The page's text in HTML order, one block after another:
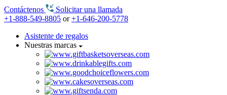
Contáctenos
Solicitar una llamada
+1-888-549-8805 or+1-646-200-5778
Asistente de regalos
Nuestras marcas